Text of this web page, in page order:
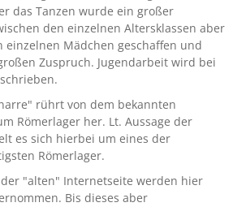
das Tanzen wurde ein großer
den einzelnen Altersklassen aber
einzelnen Mädchen geschaffen und
Zuspruch. Jugendarbeit wird bei
rührt von dem bekannten
Römerlager her. Lt. Aussage der
es sich hierbei um eines der
Römerlager.
"alten" Internetseite werden hier
Bis dieses aber